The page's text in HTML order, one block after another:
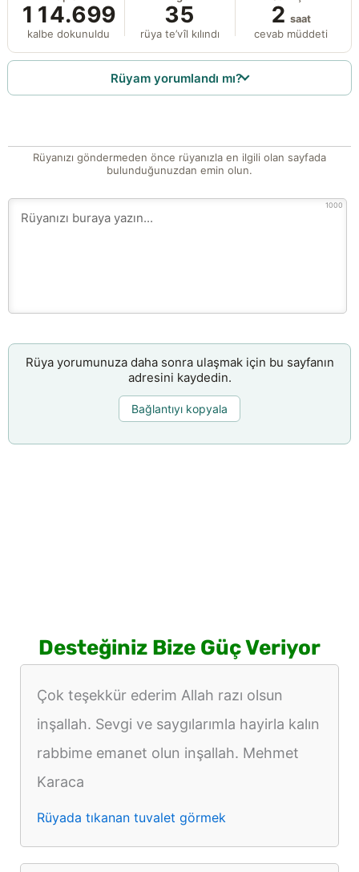
114.699
kalbe dokunuldu
35
rüya te’vîl kılındı
2 saat
cevab müddeti
Rüyam yorumlandı mı?
Rüyanızı göndermeden önce rüyanızla en ilgili olan sayfada
bulunduğunuzdan emin olun.
1000
Rüya yorumunuza daha sonra ulaşmak için bu sayfanın
adresini kaydedin.
Bağlantıyı kopyala
Desteğiniz Bize Güç Veriyor
Çok teşekkür ederim Allah razı olsun
inşallah. Sevgi ve saygılarımla hayirla kalın
rabbime emanet olun inşallah. Mehmet
Karaca
Rüyada tıkanan tuvalet görmek